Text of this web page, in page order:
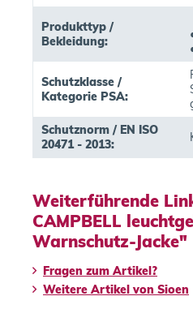
Produkttyp /
Bekleidung:
Schutzklasse /
Kategorie PSA:
Schutznorm / EN ISO
20471 - 2013:
Weiterführende
CAMPBELL
Warnschutz-Jacke"
Fragen zum Artikel?
Weitere Artikel von Sioen